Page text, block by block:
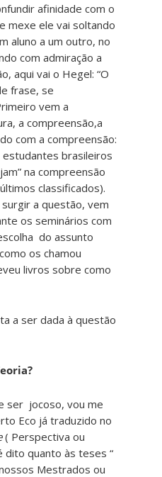
afinidade com o
mexe ele vai soltando
aluno a um outro, no
com admiração a
aqui vai o Hegel: “O
frase, se
vem a
a compreensão,a
com a compreensão:
brasileiros
na compreensão
classificados).
a questão, vem
os seminários com
do assunto
os chamou
livros sobre como
a ser dada à questão
ser jocoso, vou me
Eco já traduzido no
( Perspectiva ou
dito quanto às teses “
Mestrados ou